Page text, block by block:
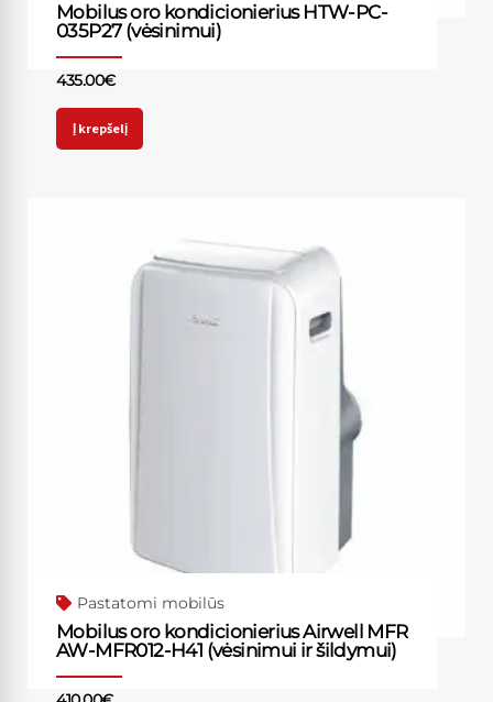
Mobilus oro kondicionierius HTW-PC-
035P27 (vėsinimui)
435.00€
Į krepšelį
Pastatomi mobilūs
Mobilus oro kondicionierius Airwell MFR
AW-MFR012-H41 (vėsinimui ir šildymui)